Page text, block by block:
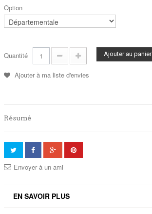
Option
Quantité Ajouter au panier
Ajouter à ma liste d'envies
Résumé
Envoyer à un ami
EN SAVOIR PLUS